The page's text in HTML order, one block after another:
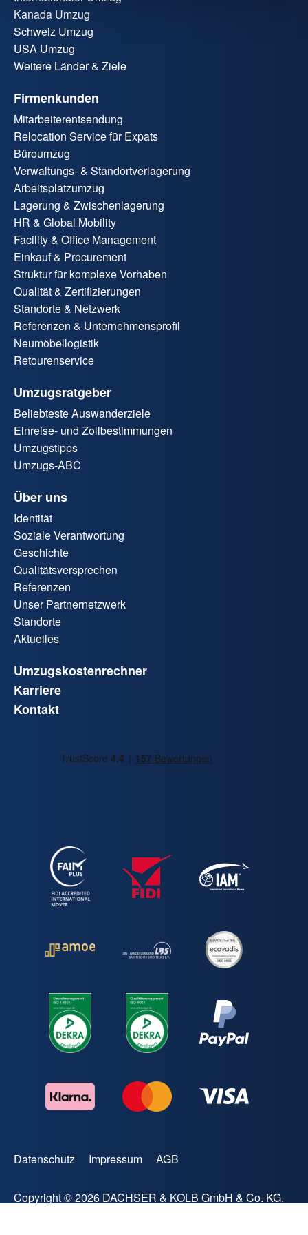
Kanada Umzug
Schweiz Umzug
USA Umzug
Weitere Länder & Ziele
Firmenkunden
Mitarbeiterentsendung
Relocation Service für Expats
Büroumzug
Verwaltungs- & Standortverlagerung
Arbeitsplatzumzug
Lagerung & Zwischenlagerung
HR & Global Mobility
Facility & Office Management
Einkauf & Procurement
Struktur für komplexe Vorhaben
Qualität & Zertifizierungen
Standorte & Netzwerk
Referenzen & Unternehmensprofil
Neumöbellogistik
Retourenservice
Umzugsratgeber
Beliebteste Auswanderziele
Einreise- und Zollbestimmungen
Umzugstipps
Umzugs-ABC
Über uns
Identität
Soziale Verantwortung
Geschichte
Qualitätsversprechen
Referenzen
Unser Partnernetzwerk
Standorte
Aktuelles
Umzugskostenrechner
Karriere
Kontakt
Datenschutz Impressum AGB
Copyright © 2026 DACHSER & KOLB GmbH & Co. KG.
All rights reserved.